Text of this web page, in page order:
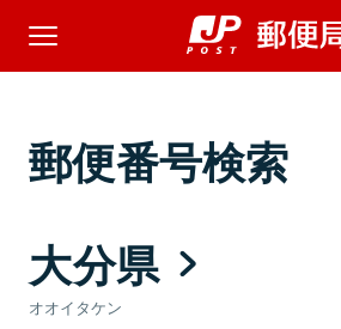
郵便番号検索
大分県
オオイタケン